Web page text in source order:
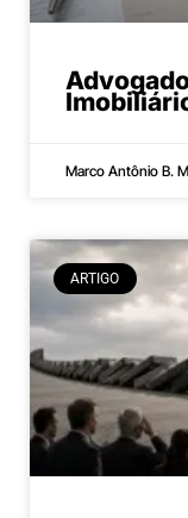
Marco Antônio B.
ARTIGO